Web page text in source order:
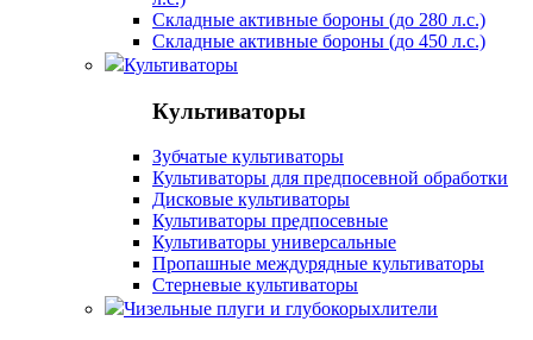
Складные активные бороны (до 280 л.с.)
Складные активные бороны (до 450 л.с.)
Культиваторы
Культиваторы
Зубчатые культиваторы
Культиваторы для предпосевной обработки
Дисковые культиваторы
Культиваторы предпосевные
Культиваторы универсальные
Пропашные междурядные культиваторы
Стерневые культиваторы
Чизельные плуги и глубокорыхлители